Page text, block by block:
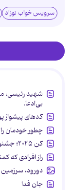
سرویس خواب نوزاد
شهید رئیسی،
بی‌ادعا.
کدهای پیشواز
چطور خودمان را از نظر
کن ۲۰۲۵؛ جشنواره‌ای علیه خانواده
راز افرادی که
دورود،
جان فدا